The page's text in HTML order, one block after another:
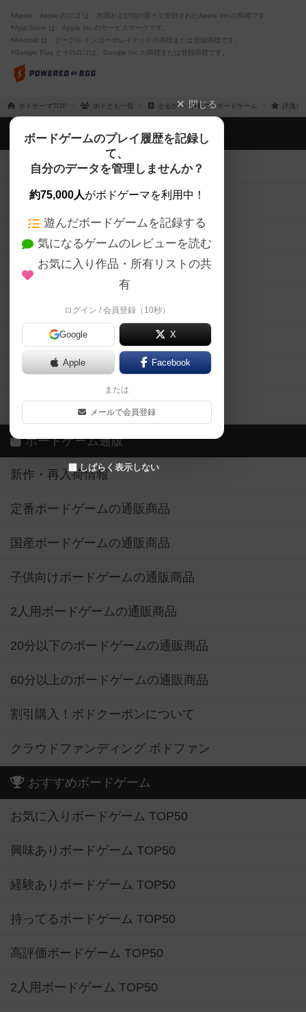
※Apple、Apple のロゴ は、米国および他の国々で登録されたApple Inc.の商標です。
※App Store は、Apple Inc.のサービスマークです。
※Android は、グーグル インコーポレイテッドの商標または登録商標です。
※Google Play とそのロゴは、Google Inc.の商標または登録商標です。
ボドゲーマTOP ボドとも一覧 かるか マイボードゲーム 評価し
閉じる
ボードゲームのプレイ履歴を記録し
て、
自分のデータを管理しませんか？
約75,000人がボドゲーマを利用中！
遊んだボードゲームを記録する
気になるゲームのレビューを読む
お気に入り作品・所有リストの共
有
ログイン / 会員登録（10秒）
Google X
Apple Facebook
または
メールで会員登録
しばらく表示しない
ボドゲーマTOP
ボードゲームを検索する
ボードゲームの新着レビュー
ボードゲーム会情報
メカニクス特集
掲示板・トピックス
ボドとも・会員一覧
ボードゲーム業界コラム
ボドゲーマご利用案内
ボードゲーム通販
新作・再入荷情報
定番ボードゲームの通販商品
国産ボードゲームの通販商品
子供向けボードゲームの通販商品
2人用ボードゲームの通販商品
20分以下のボードゲームの通販商品
60分以上のボードゲームの通販商品
割引購入！ボドクーポンについて
クラウドファンディング ボドファン
おすすめボードゲーム
お気に入りボードゲーム TOP50
興味ありボードゲーム TOP50
経験ありボードゲーム TOP50
持ってるボードゲーム TOP50
高評価ボードゲーム TOP50
2人用ボードゲーム TOP50